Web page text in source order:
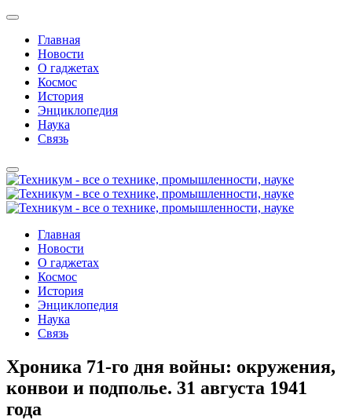
Главная
Новости
О гаджетах
Космос
История
Энциклопедия
Наука
Связь
Главная
Новости
О гаджетах
Космос
История
Энциклопедия
Наука
Связь
Хроника 71-го дня войны: окружения,
конвои и подполье. 31 августа 1941
года